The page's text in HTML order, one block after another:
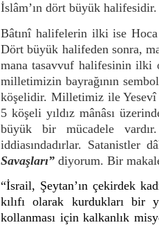
İslâm’ın dört büyük halifesidir.
Bâtınî halifelerin ilki ise
Dört büyük halifeden sonra,
mana tasavvuf halifesinin ilki
milletimizin bayrağının
köşelidir. Milletimiz ile Yesevî
5 köşeli yıldız mânâsı
büyük bir mücadele
iddiasındadırlar. Satanistler
Savaşları” diyorum. Bir
“İsrail, Şeytan’ın çekirdek
kılıfı olarak kurdukları
kollanması için kalkanlık